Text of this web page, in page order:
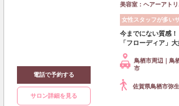
電話で予約する
サロン詳細を見る
美容室：ヘアーアト
女性スタッフが多い
今までにない質感
「フローディア」大
鳥栖市周辺｜鳥
市
佐賀県鳥栖市弥